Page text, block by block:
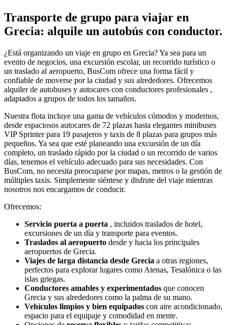
Transporte de grupo para viajar en
Grecia: alquile un autobús con conductor.
¿Está organizando un viaje en grupo en Grecia? Ya sea para un
evento de negocios, una excursión escolar, un recorrido turístico o
un traslado al aeropuerto, BusCom ofrece una forma fácil y
confiable de moverse por la ciudad y sus alrededores. Ofrecemos
alquiler de autobuses y autocares con conductores profesionales ,
adaptados a grupos de todos los tamaños.
Nuestra flota incluye una gama de vehículos cómodos y modernos,
desde espaciosos autocares de 72 plazas hasta elegantes minibuses
VIP Sprinter para 19 pasajeros y taxis de 8 plazas para grupos más
pequeños. Ya sea que esté planeando una excursión de un día
completo, un traslado rápido por la ciudad o un recorrido de varios
días, tenemos el vehículo adecuado para sus necesidades. Con
BusCom, no necesita preocuparse por mapas, metros o la gestión de
múltiples taxis. Simplemente siéntese y disfrute del viaje mientras
nosotros nos encargamos de conducir.
Ofrecemos:
Servicio puerta a puerta , incluidos traslados de hotel,
excursiones de un día y transporte para eventos.
Traslados al aeropuerto desde y hacia los principales
aeropuertos de Grecia.
Viajes de larga distancia desde Grecia a otras regiones,
perfectos para explorar lugares como Atenas, Tesalónica o las
islas griegas.
Conductores amables y experimentados que conocen
Grecia y sus alrededores como la palma de su mano.
Vehículos limpios y bien equipados con aire acondicionado,
espacio para el equipaje y comodidad en mente.